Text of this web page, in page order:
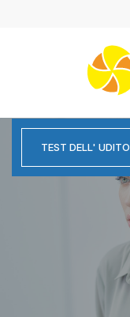
TEST DELL' UDITO